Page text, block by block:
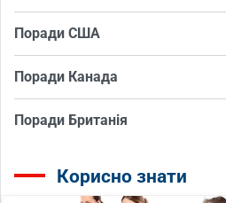
Поради США
Поради Канада
Поради Британія
Корисно знати